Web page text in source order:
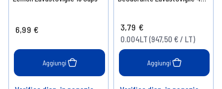
6,99 €
Aggiungi
3,79 €
0.004LT (947,50 € / LT)
Aggiungi